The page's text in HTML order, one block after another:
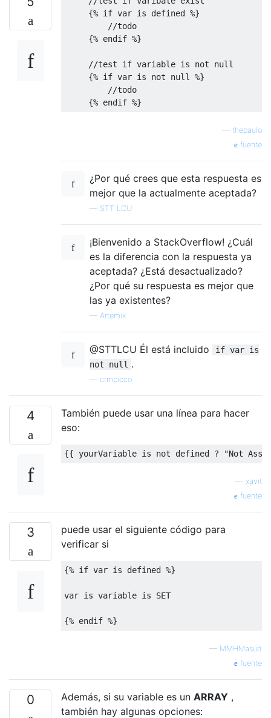
{% if var is defined %}
//todo
{% endif %}
//test if variable is not null
{% if var is not null
%}
//todo
{% endif %}
thepaulo
fuente
¿Por qué crees que esta respuesta es
mejor que la actualmente aceptada?
— STT LCU
¡Bienvenido a StackOverflow! ¿Cuál
es la diferencia con la respuesta ya
aceptada? ¿Está desactualizado?
¿Por qué su respuesta es mejor que
las ya existentes?
— Artemix
@STTLCU Él está incluido
if var is
not null .
crmpicco
4
También puede usar una línea para hacer
eso:
{{ yourVariable is not defined ? "Not
xavit
fuente
3
puede usar el siguiente código para
verificar si
{% if var is defined %}
var is variable is SET
{% endif %}
— MMHMasud
fuente
0 Además, si su variable es un ARRAY ,
también hay algunas opciones: